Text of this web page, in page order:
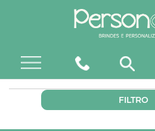
FILTRO